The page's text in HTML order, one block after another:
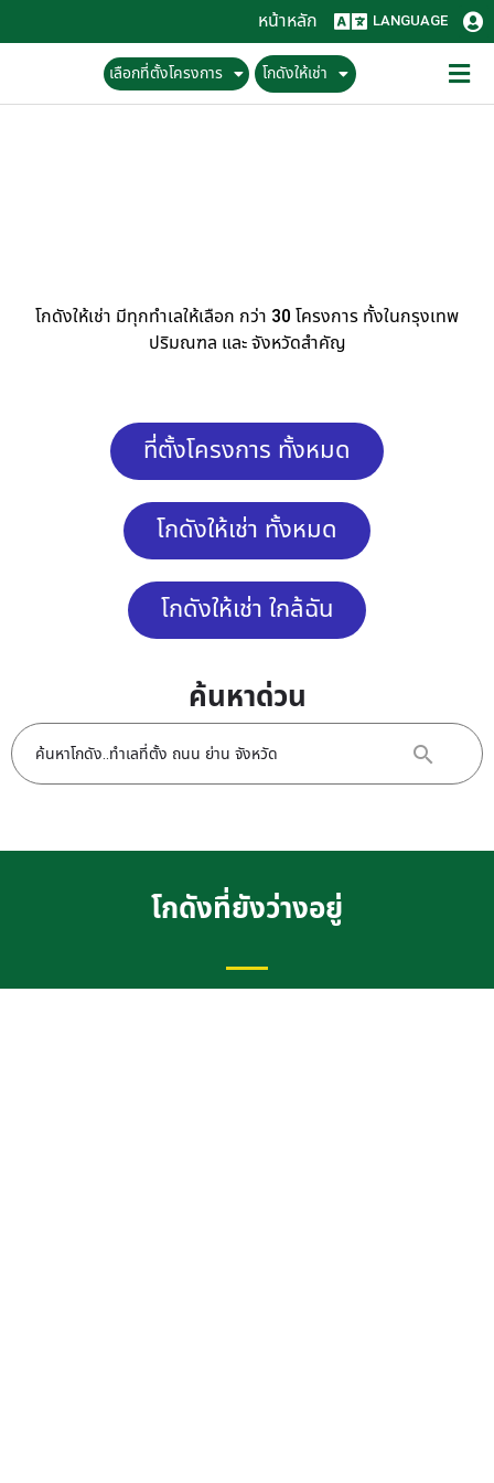
หน้าหลัก LANGUAGE
เลือกที่ตั้งโครงการ โกดังให้เช่า
โกดังให้เช่า มีทุกทำเลให้เลือก กว่า 30 โครงการ ทั้งในกรุงเทพ
ปริมณฑล และ จังหวัดสำคัญ
ที่ตั้งโครงการ ทั้งหมด
โกดังให้เช่า ทั้งหมด
โกดังให้เช่า ใกล้ฉัน
ค้นหาด่วน
โกดังที่ยังว่างอยู่